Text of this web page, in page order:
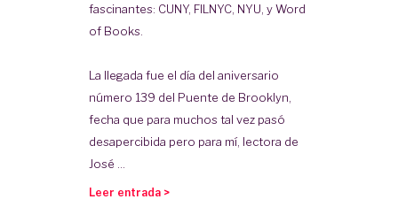
fascinantes: CUNY, FILNYC, NYU, y Word
of Books.
La llegada fue el día del aniversario
número 139 del Puente de Brooklyn,
fecha que para muchos tal vez pasó
desapercibida pero para mí, lectora de
José ...
Leer entrada >